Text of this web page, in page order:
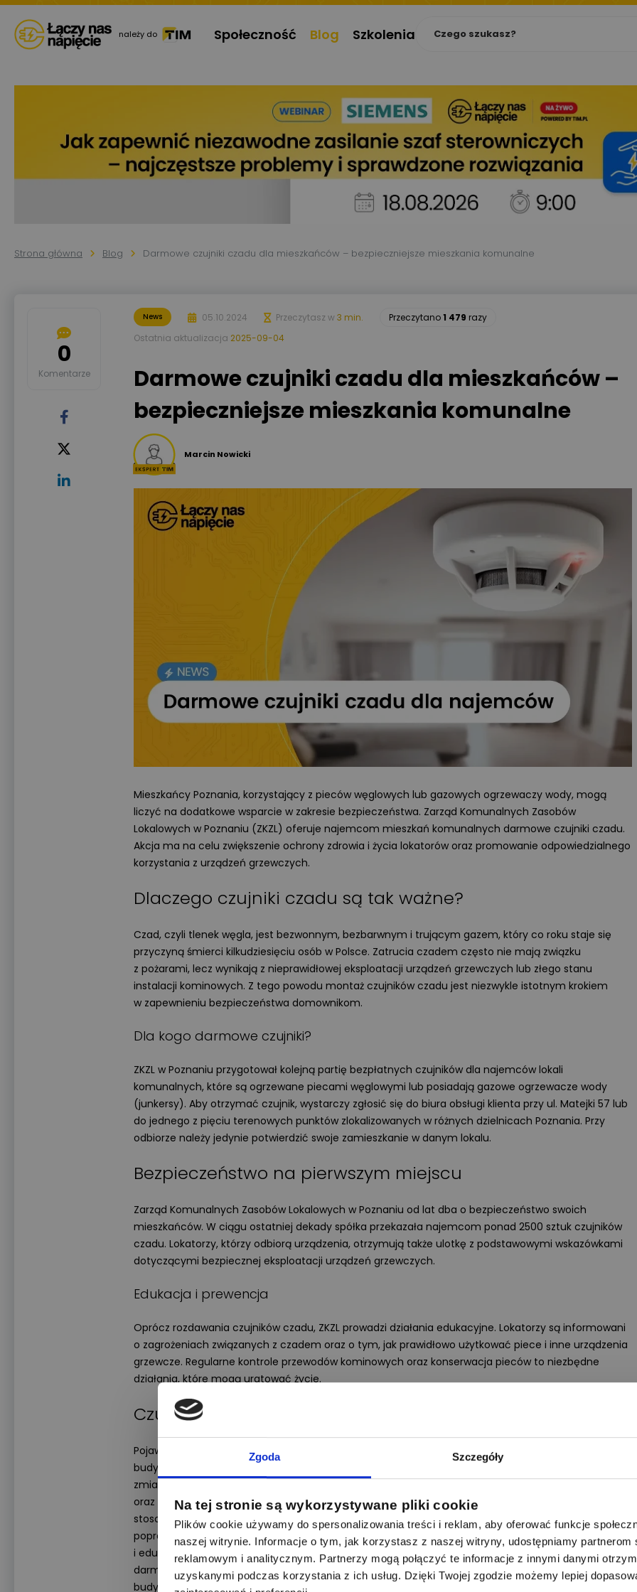
Zgoda Szczegóły
Na tej stronie są wykorzystywane pliki cookie
Plików cookie używamy do spersonalizowania treści i reklam, aby oferować funkcje
naszej witrynie. Informacje o tym, jak korzystasz z naszej witryny, udostępniamy partnerom
reklamowym i analitycznym. Partnerzy mogą połączyć te informacje z innymi danymi
uzyskanymi podczas korzystania z ich usług. Dzięki Twojej zgodzie możemy lepiej
należy do Społeczność Blog Szkolenia
Strona główna Blog Darmowe czujniki czadu dla mieszkańców – bezpieczniejsze mieszkania komunalne
News 05.10.2024 Przeczytasz w 3 min. Przeczytano1 479 razy
Ostatnia aktualizacja 2025-09-04
Darmowe czujniki czadu dla mieszkańców –
bezpieczniejsze mieszkania komunalne
Marcin Nowicki
Mieszkańcy Poznania, korzystający z pieców węglowych lub gazowych ogrzewaczy wody, mogą
liczyć na dodatkowe wsparcie w zakresie bezpieczeństwa. Zarząd Komunalnych Zasobów
Lokalowych w Poznaniu (ZKZL) oferuje najemcom mieszkań komunalnych darmowe czujniki czadu.
Akcja ma na celu zwiększenie ochrony zdrowia i życia lokatorów oraz promowanie odpowiedzialnego
korzystania z urządzeń grzewczych.
Dlaczego czujniki czadu są tak ważne?
Czad, czyli tlenek węgla, jest bezwonnym, bezbarwnym i trującym gazem, który co roku staje się
przyczyną śmierci kilkudziesięciu osób w Polsce. Zatrucia czadem często nie mają związku
z pożarami, lecz wynikają z nieprawidłowej eksploatacji urządzeń grzewczych lub złego stanu
instalacji kominowych. Z tego powodu montaż czujników czadu jest niezwykle istotnym krokiem
w zapewnieniu bezpieczeństwa domownikom.
Dla kogo darmowe czujniki?
ZKZL w Poznaniu przygotował kolejną partię bezpłatnych czujników dla najemców lokali
komunalnych, które są ogrzewane piecami węglowymi lub posiadają gazowe ogrzewacze wody
(junkersy). Aby otrzymać czujnik, wystarczy zgłosić się do biura obsługi klienta przy ul. Matejki 57 lub
do jednego z pięciu terenowych punktów zlokalizowanych w różnych dzielnicach Poznania. Przy
odbiorze należy jedynie potwierdzić swoje zamieszkanie w danym lokalu.
Bezpieczeństwo na pierwszym miejscu
Zarząd Komunalnych Zasobów Lokalowych w Poznaniu od lat dba o bezpieczeństwo swoich
mieszkańców. W ciągu ostatniej dekady spółka przekazała najemcom ponad 2500 sztuk czujników
czadu. Lokatorzy, którzy odbiorą urządzenia, otrzymują także ulotkę z podstawowymi wskazówkami
dotyczącymi bezpiecznej eksploatacji urządzeń grzewczych.
Edukacja i prewencja
Oprócz rozdawania czujników czadu, ZKZL prowadzi działania edukacyjne. Lokatorzy są informowani
o zagrożeniach związanych z czadem oraz o tym, jak prawidłowo użytkować piece i inne urządzenia
grzewcze. Regularne kontrole przewodów kominowych oraz konserwacja pieców to niezbędne
działania, które mogą uratować życie.
Czujki dymu w każdym mieszkaniu?
Pojawiają się głosy, że montaż czujników czadu powinien być obowiązkowy we wszystkich
budynkach mieszkalnych, a nie tylko w lokalach komunalnych. Istnieje możliwość wprowadzenia
zmian prawnych, które zobligują do montażu czujników czadu w nowo powstających budynkach
oraz tych już istniejących, wyposażonych w stare instalacje grzewcze. Przepisy takie są już
stosowane w wielu krajach Europy, a ich wprowadzenie w Polsce mogłoby znacząco wpłynąć na
poprawę bezpieczeństwa. Straż Pożarna i inne służby regularnie prowadzą akcje informacyjne
i edukacyjne na temat zagrożeń związanych z zatruciem czadem oraz organizują programy
darmowego rozdawania czujników. Nowe regulacje mogłyby również zobowiązać zarządców
budynków wielorodzinnych do montażu tego typu urządzeń.
0
Komentarze